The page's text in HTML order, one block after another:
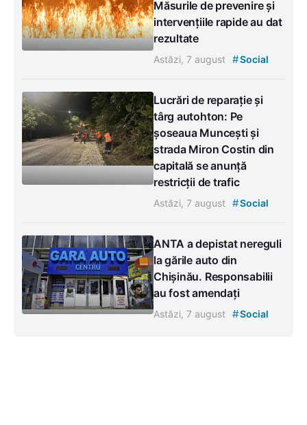
Măsurile de prevenire și
intervențiile rapide au dat
rezultate
Astăzi, 7 august #Social
Lucrări de reparație și
târg autohton: Pe
șoseaua Muncești și
strada Miron Costin din
capitală se anunță
restricții de trafic
Astăzi, 7 august #Social
ANTA a depistat nereguli
la gările auto din
Chișinău. Responsabilii
au fost amendați
Astăzi, 7 august #Social